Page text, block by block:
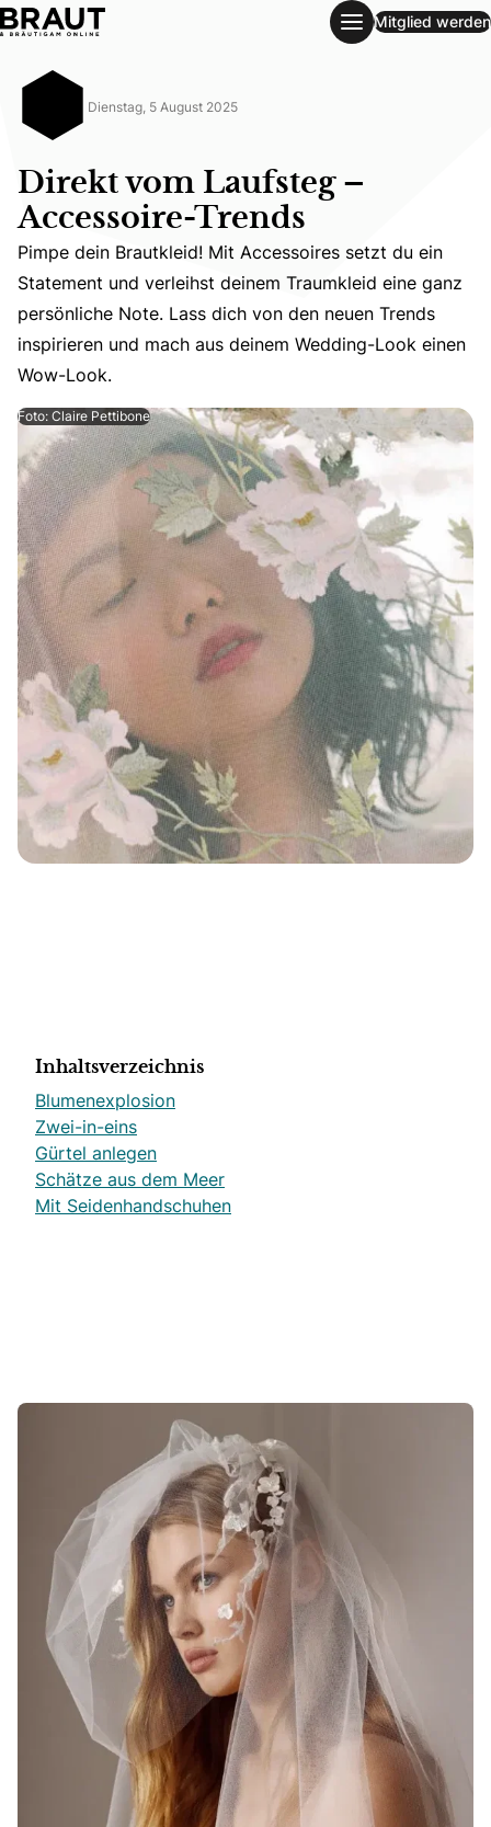
Direkt vom Laufsteg – Accessoire-Trends
Mitglied werden
Dienstag, 5 August 2025
Direkt vom Laufsteg –
Accessoire-Trends
Pimpe dein Brautkleid! Mit Accessoires setzt du ein
Pimpe dein Brautkleid! Mit Accessoires setzt du ein
Statement und verleihst deinem Traumkleid eine ganz
persönliche Note. Lass dich von den neuen Trends
inspirieren und mach aus deinem Wedding-Look einen
Wow-Look.
Foto: Claire Pettibone
Inhaltsverzeichnis
Blumenexplosion
Zwei-in-eins
Gürtel anlegen
Schätze aus dem Meer
Mit Seidenhandschuhen